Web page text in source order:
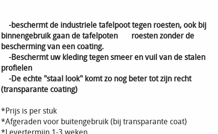
-beschermt de industriele tafelpoot tegen roesten, ook bij
binnengebruik gaan de tafelpoten roesten zonder de
bescherming van een coating.
-Beschermt uw kleding tegen smeer en vuil van de stalen
profielen
-De echte "staal look" komt zo nog beter tot zijn recht
(transparante coating)
*Prijs is per stuk
*Afgeraden voor buitengebruik (bij transparante coat)
*Levertermijn 1-3 weken